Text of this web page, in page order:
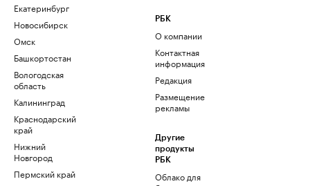
Екатеринбург
Новосибирск
Омск
Башкортостан
Вологодская
область
Калининград
Краснодарский
край
Нижний
Новгород
Пермский край
РБК
О компании
Контактная
информация
Редакция
Размещение
рекламы
Другие
продукты
РБК
Облако для